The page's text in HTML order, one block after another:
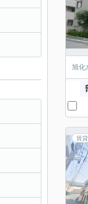
旭化
賃